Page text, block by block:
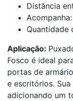
Distância
Quantidade
Aplicação:
Fosco é ideal
portas de
e escritórios.
adicionando um